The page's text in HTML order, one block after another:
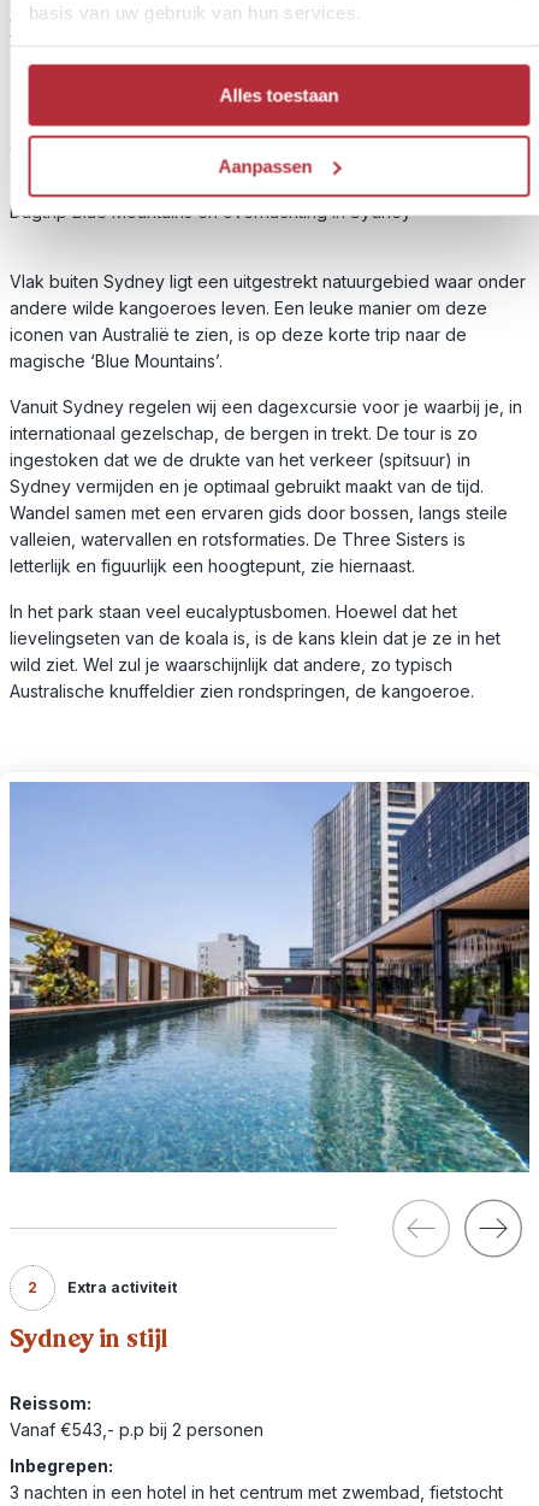
basis van uw gebruik van hun services.
Alles toestaan
Aanpassen
Dagexcursie naar de Blue Mountains met
aansluitend overnachting in Sydney
Reissom:
€ 210,- p.p. bij 2 personen
Dagtrip Blue Mountains en overnachting in Sydney
Vlak buiten Sydney ligt een uitgestrekt natuurgebied waar onder
andere wilde kangoeroes leven. Een leuke manier om deze
iconen van Australië te zien, is op deze korte trip naar de
magische ‘Blue Mountains’.
Vanuit Sydney regelen wij een dagexcursie voor je waarbij je, in
internationaal gezelschap, de bergen in trekt. De tour is zo
ingestoken dat we de drukte van het verkeer (spitsuur) in
Sydney vermijden en je optimaal gebruikt maakt van de tijd.
Wandel samen met een ervaren gids door bossen, langs steile
valleien, watervallen en rotsformaties. De Three Sisters is
letterlijk en figuurlijk een hoogtepunt, zie hiernaast.
In het park staan veel eucalyptusbomen. Hoewel dat het
lievelingseten van de koala is, is de kans klein dat je ze in het
wild ziet. Wel zul je waarschijnlijk dat andere, zo typisch
Australische knuffeldier zien rondspringen, de kangoeroe.
2 Extra activiteit
Sydney in stijl
Reissom:
Vanaf €543,- p.p bij 2 personen
Inbegrepen:
3 nachten in een hotel in het centrum met zwembad, fietstocht